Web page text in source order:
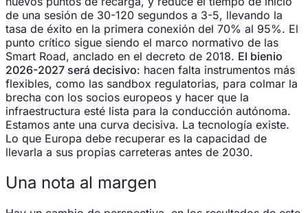
de una sesión de 30-120 segundos a 3-5, llevando la
tasa de éxito en la primera conexión del 70% al 95%. El
punto crítico sigue siendo el marco normativo de las
Smart Road, anclado en el decreto de 2018. El bienio
2026-2027 será decisivo: hacen falta instrumentos más
flexibles, como las sandbox regulatorias, para colmar la
brecha con los socios europeos y hacer que la
infraestructura esté lista para la conducción autónoma.
Estamos ante una curva decisiva. La tecnología existe.
Lo que Europa debe recuperar es la capacidad de
llevarla a sus propias carreteras antes de 2030.
Una nota al margen